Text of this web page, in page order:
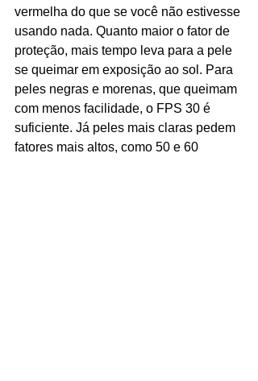
vermelha do que se você não estivesse
usando nada. Quanto maior o fator de
proteção, mais tempo leva para a pele
se queimar em exposição ao sol. Para
peles negras e morenas, que queimam
com menos facilidade, o FPS 30 é
suficiente. Já peles mais claras pedem
fatores mais altos, como 50 e 60